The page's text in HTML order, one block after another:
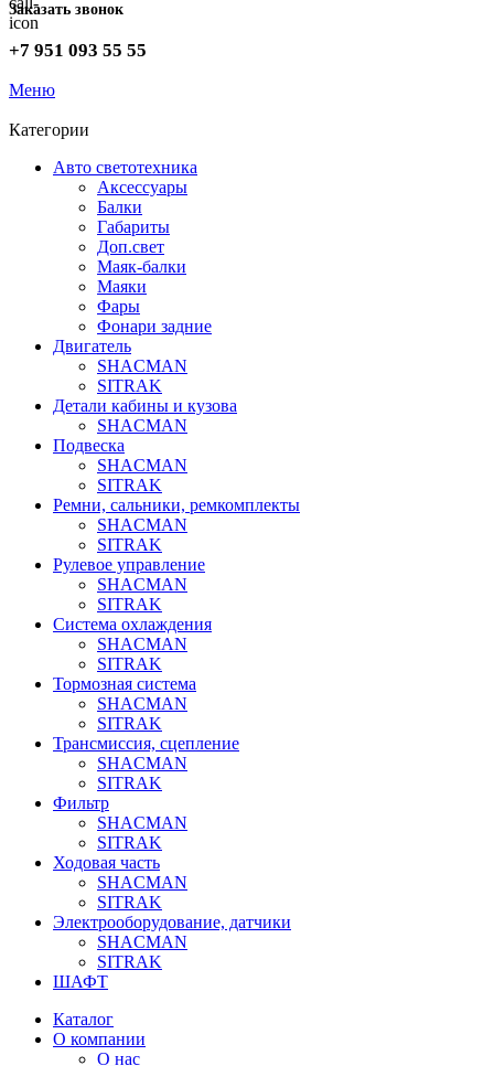
Заказать звонок
+7 951 093 55 55
Меню
Категории
Авто светотехника
Аксессуары
Балки
Габариты
Доп.свет
Маяк-балки
Маяки
Фары
Фонари задние
Двигатель
SHACMAN
SITRAK
Детали кабины и кузова
SHACMAN
Подвеска
SHACMAN
SITRAK
Ремни, сальники, ремкомплекты
SHACMAN
SITRAK
Рулевое управление
SHACMAN
SITRAK
Система охлаждения
SHACMAN
SITRAK
Тормозная система
SHACMAN
SITRAK
Трансмиссия, сцепление
SHACMAN
SITRAK
Фильтр
SHACMAN
SITRAK
Ходовая часть
SHACMAN
SITRAK
Электрооборудование, датчики
SHACMAN
SITRAK
ШАФТ
Каталог
О компании
О нас